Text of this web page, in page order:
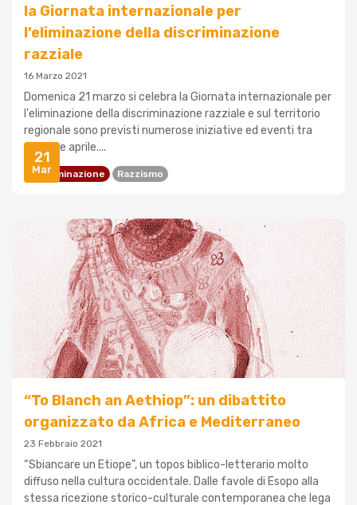
21
Mar
la Giornata internazionale per
l’eliminazione della discriminazione
razziale
16 Marzo 2021
Domenica 21 marzo si celebra la Giornata internazionale per
l'eliminazione della discriminazione razziale e sul territorio
regionale sono previsti numerose iniziative ed eventi tra
marzo e aprile....
Discriminazione Razzismo
“To Blanch an Aethiop”: un dibattito
organizzato da Africa e Mediterraneo
23 Febbraio 2021
“Sbiancare un Etiope”, un topos biblico-letterario molto
diffuso nella cultura occidentale. Dalle favole di Esopo alla
stessa ricezione storico-culturale contemporanea che lega